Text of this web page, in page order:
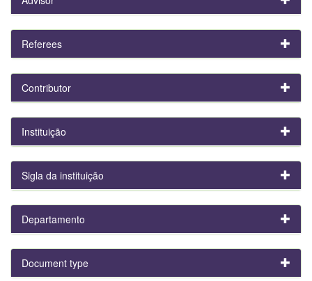
Referees
Contributor
Instituição
Sigla da instituição
Departamento
Document type